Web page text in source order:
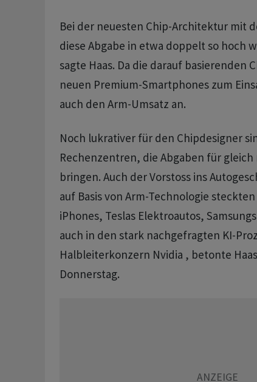
Bei der neuesten Chip-Architektur mit
diese Abgabe in etwa doppelt so hoch
sagte Haas. Da die darauf basierenden
neuen Premium-Smartphones zum
auch den Arm-Umsatz an.
Noch lukrativer für den Chipdesigner
Rechenzentren, die Abgaben für
bringen. Auch der Vorstoss ins
auf Basis von Arm-Technologie
iPhones, Teslas Elektroautos,
auch in den stark nachgefragten KI-
Halbleiterkonzern Nvidia , betonte
Donnerstag.